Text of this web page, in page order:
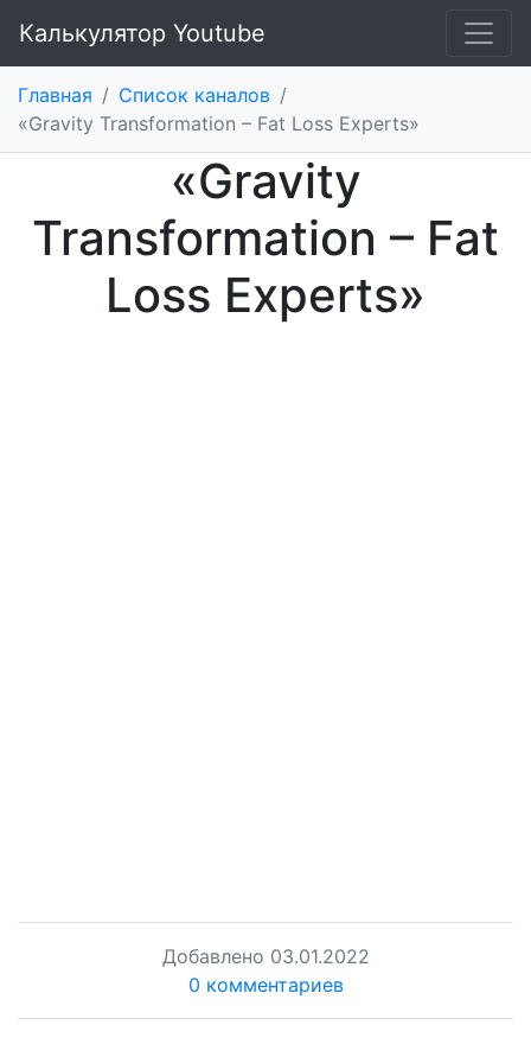
Калькулятор Youtube
Главная / Список каналов /
«Gravity Transformation – Fat Loss Experts»
«Gravity
Transformation – Fat
Loss Experts»
Добавлено 03.01.2022
0 комментариев